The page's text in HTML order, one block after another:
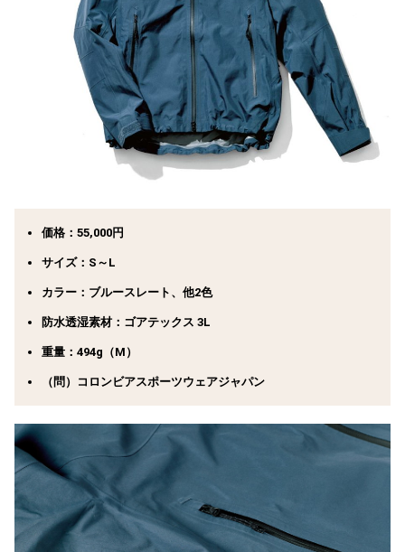
価格：55,000円
サイズ：S～L
カラー：ブルースレート、他2色
防水透湿素材：ゴアテックス 3L
重量：494g（M）
（問）コロンビアスポーツウェアジャパン